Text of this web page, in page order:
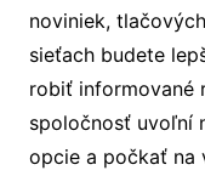
noviniek,
sieťach budete
robiť informované
spoločnosť uvoľní
opcie a počkať na